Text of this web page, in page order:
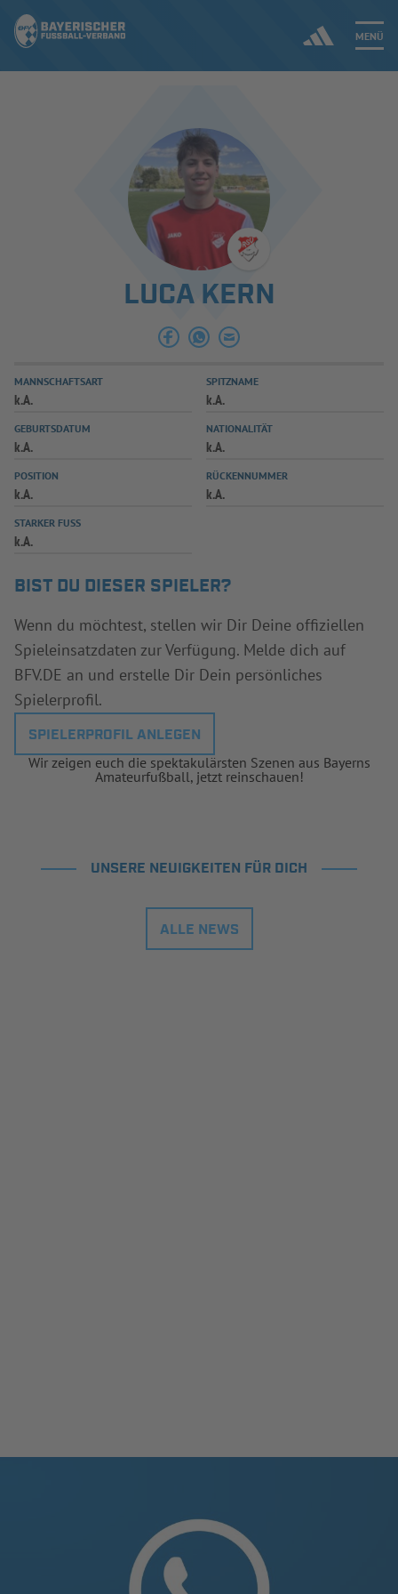
MENÜ
ERGEBNISSE & WETTBEWERBE
SPIELBETRIEB & VERBANDSLEBEN
AUSBILDUNG & FÖRDERUNG
SPIELPLUS
LUCA KERN
MANNSCHAFTSART
k.A.
SPITZNAME
k.A.
GEBURTSDATUM
k.A.
NATIONALITÄT
k.A.
POSITION
k.A.
RÜCKENNUMMER
k.A.
STARKER FUSS
k.A.
BIST DU DIESER SPIELER?
Wenn du möchtest, stellen wir Dir Deine offiziellen
Spieleinsatzdaten zur Verfügung. Melde dich auf
BFV.DE an und erstelle Dir Dein persönliches
Spielerprofil.
SPIELERPROFIL ANLEGEN
Wir zeigen euch die spektakulärsten Szenen aus Bayerns
Amateurfußball, jetzt reinschauen!
UNSERE NEUIGKEITEN FÜR DICH
ALLE NEWS